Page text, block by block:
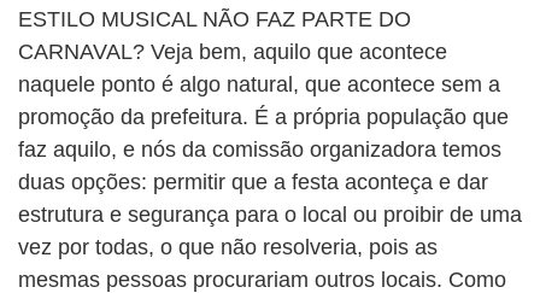
ESTILO MUSICAL NÃO FAZ PARTE DO
CARNAVAL? Veja bem, aquilo que acontece
naquele ponto é algo natural, que acontece sem a
promoção da prefeitura. É a própria população que
faz aquilo, e nós da comissão organizadora temos
duas opções: permitir que a festa aconteça e dar
estrutura e segurança para o local ou proibir de uma
vez por todas, o que não resolveria, pois as
mesmas pessoas procurariam outros locais. Como